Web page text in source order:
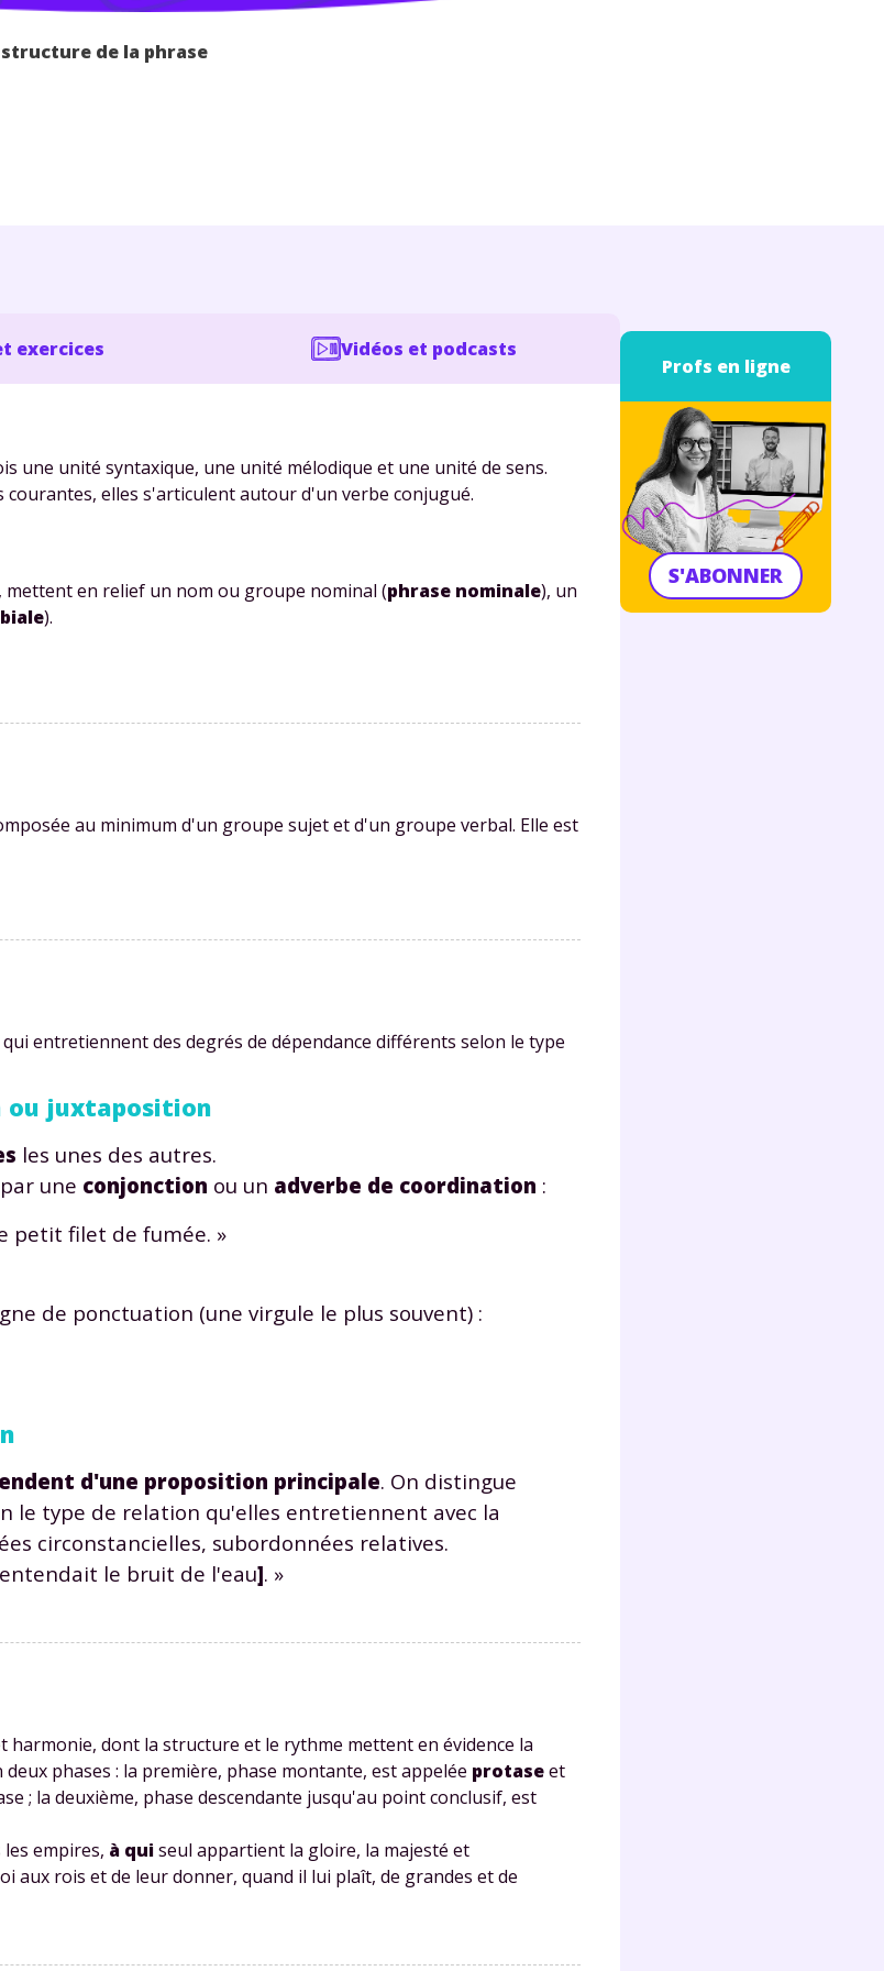
structure de la phrase
exercices Vidéos et podcasts
une unité syntaxique, une unité mélodique et une unité de sens.
courantes, elles s'articulent autour d'un verbe conjugué.
en relief un nom ou groupe nominal (phrase nominale), un
).
au minimum d'un groupe sujet et d'un groupe verbal. Elle est
entretiennent des degrés de dépendance différents selon le type
ou juxtaposition
les unes des autres.
une conjonction ou un adverbe de coordination :
petit filet de fumée. »
de ponctuation (une virgule le plus souvent) :
d'une proposition principale. On distingue
le type de relation qu'elles entretiennent avec la
circonstancielles, subordonnées relatives.
le bruit de l'eau]. »
harmonie, dont la structure et le rythme mettent en évidence la
phases : la première, phase montante, est appelée protaseet
; la deuxième, phase descendante jusqu'au point conclusif, est
empires, à quiseul appartient la gloire, la majesté et
aux rois et de leur donner, quand il lui plaît, de grandes et de
Profs en ligne
S'ABONNER
Fermer
de soutien scolaire !
et vidéos